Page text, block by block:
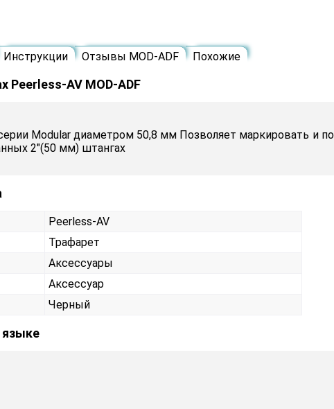
Инструкции Отзывы MOD-ADF Похожие
Peerless-AV MOD-ADF
Modular диаметром 50,8 мм Позволяет маркировать и
2"(50 мм) штангах
Peerless-AV
Трафарет
Аксессуары
Аксессуар
Черный
языке